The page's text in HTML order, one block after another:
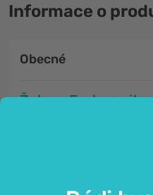
Informace o
Obecné
Železo Forte +